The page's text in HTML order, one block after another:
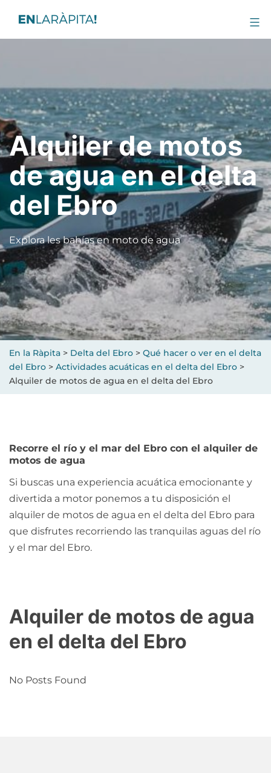
Alquiler de motos
de agua en el delta
del Ebro
Explora les bahías en moto de agua
En la Ràpita > Delta del Ebro > Qué hacer o ver en el delta
del Ebro > Actividades acuáticas en el delta del Ebro >
Alquiler de motos de agua en el delta del Ebro
Recorre el río y el mar del Ebro con el alquiler de
motos de agua
Si buscas una experiencia acuática emocionante y
divertida a motor ponemos a tu disposición el
alquiler de motos de agua en el delta del Ebro para
que disfrutes recorriendo las tranquilas aguas del río
y el mar del Ebro.
Alquiler de motos de agua
en el delta del Ebro
No Posts Found